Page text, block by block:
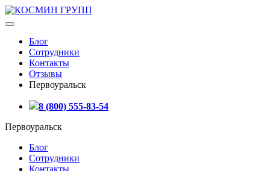
Блог
Сотрудники
Контакты
Отзывы
Первоуральск
8 (800) 555-83-54
Первоуральск
Блог
Сотрудники
Контакты